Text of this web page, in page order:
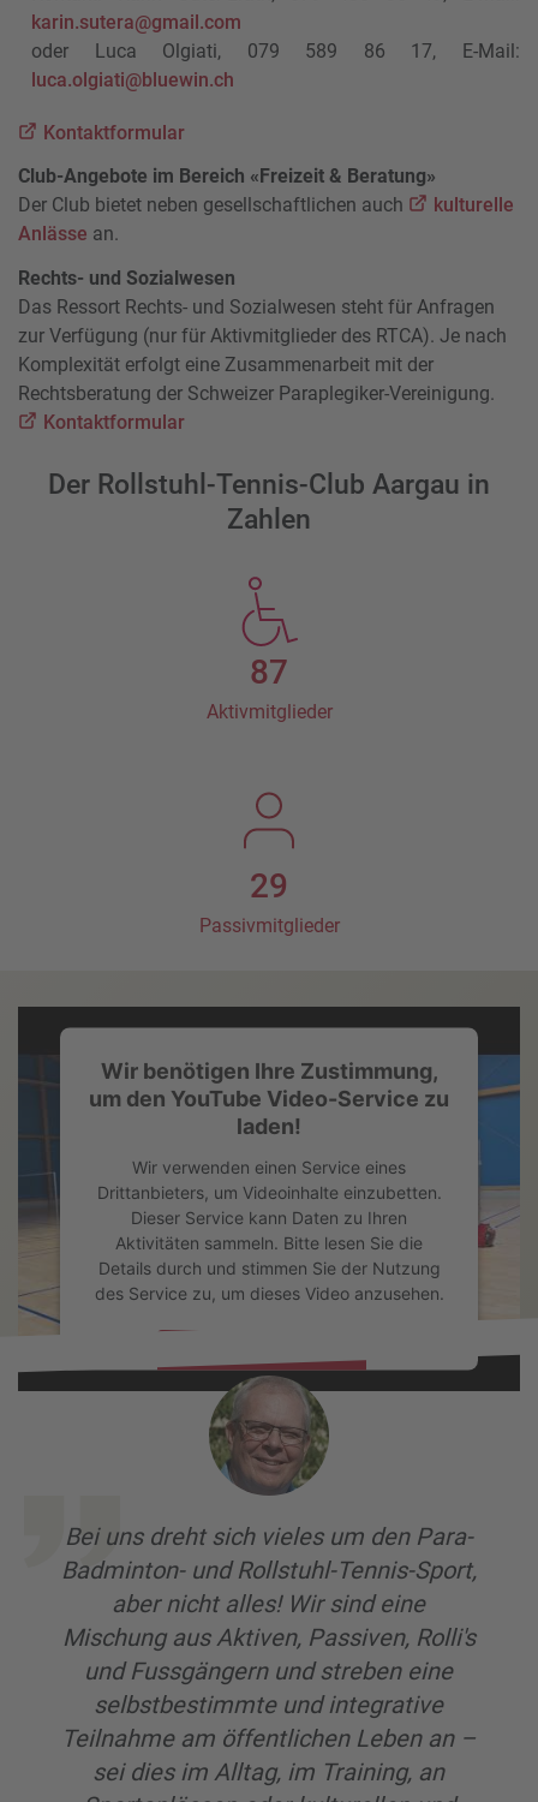
karin.sutera@gmail.com
oder Luca Olgiati, 079 589 86 17, E-Mail:
luca.olgiati@bluewin.ch
Kontaktformular
Club-Angebote im Bereich «Freizeit & Beratung»
Der Club bietet neben gesellschaftlichen auch
kulturelle
Anlässe an.
Rechts- und Sozialwesen
Das Ressort Rechts- und Sozialwesen steht für Anfragen
zur Verfügung (nur für Aktivmitglieder des RTCA). Je nach
Komplexität erfolgt eine Zusammenarbeit mit der
Rechtsberatung der Schweizer Paraplegiker-Vereinigung.
Kontaktformular
Der Rollstuhl-Tennis-Club Aargau in
Zahlen
87
Aktivmitglieder
29
Passivmitglieder
Wir benötigen Ihre Zustimmung,
um den YouTube Video-Service zu
laden!
Wir verwenden einen Service eines
Drittanbieters, um Videoinhalte einzubetten.
Dieser Service kann Daten zu Ihren
Aktivitäten sammeln. Bitte lesen Sie die
Details durch und stimmen Sie der Nutzung
des Service zu, um dieses Video anzusehen.
Akzeptieren
Usercentrics Consent Management Platform
Bei uns dreht sich vieles um den Para-
Badminton- und Rollstuhl-Tennis-Sport,
aber nicht alles! Wir sind eine
Mischung aus Aktiven, Passiven, Rolli's
und Fussgängern und streben eine
selbstbestimmte und integrative
Teilnahme am öffentlichen Leben an –
sei dies im Alltag, im Training, an